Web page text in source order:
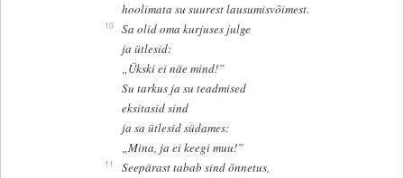
hoolimata su suurest lausumisvõimest.
10
Sa olid oma kurjuses julge
ja ütlesid:
„Ükski ei näe mind!”
Su tarkus ja su teadmised
eksitasid sind
ja sa ütlesid südames:
„Mina, ja ei keegi muu!”
11
Seepärast tabab sind õnnetus,